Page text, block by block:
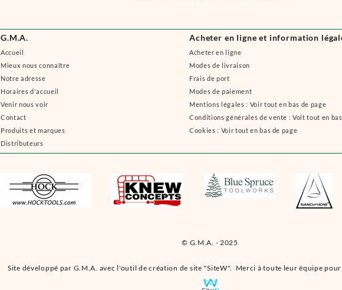
© G.M.A. - 2025
G.M.A.
Accueil
Mieux nous connaître
Notre adresse
Horaires d'accueil
Venir nous voir
Contact
Produits et marques
Distributeurs
Acheter en ligne et information
Acheter en ligne
Modes de livraison
Frais de port
Modes de paiement
Mentions légales : Voir tout en bas de page
Conditions générales de vente : Voit tout en
Cookies : Voir tout en bas de page
Site développé par G.M.A. avec l'outil de création de site "SiteW". Merci à toute leur équipe